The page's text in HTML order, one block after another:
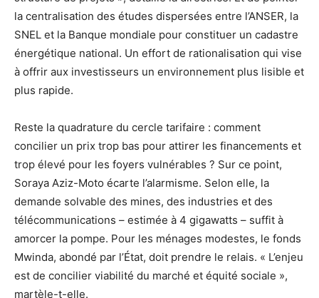
la centralisation des études dispersées entre l’ANSER, la
SNEL et la Banque mondiale pour constituer un cadastre
énergétique national. Un effort de rationalisation qui vise
à offrir aux investisseurs un environnement plus lisible et
plus rapide.
Reste la quadrature du cercle tarifaire : comment
concilier un prix trop bas pour attirer les financements et
trop élevé pour les foyers vulnérables ? Sur ce point,
Soraya Aziz-Moto écarte l’alarmisme. Selon elle, la
demande solvable des mines, des industries et des
télécommunications – estimée à 4 gigawatts – suffit à
amorcer la pompe. Pour les ménages modestes, le fonds
Mwinda, abondé par l’État, doit prendre le relais. « L’enjeu
est de concilier viabilité du marché et équité sociale »,
martèle-t-elle.